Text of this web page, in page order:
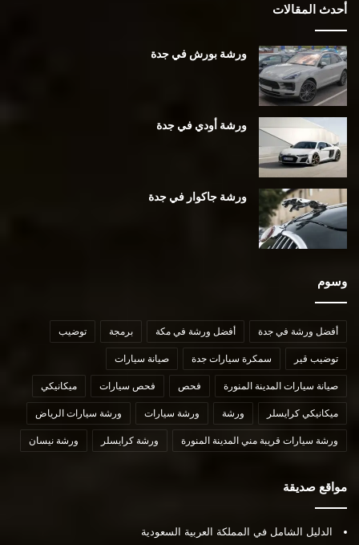
أحدث المقالات
ورشة بورش في جدة
ورشة أودي في جدة
ورشة جاكوار في جدة
وسوم
أفضل ورشة في جدة أفضل ورشة في مكة برمجة توضيب
توضيب قير سمكرة سيارات جدة صيانة سيارات
صيانة سيارات المدينة المنورة فحص فحص سيارات ميكانيكي
ميكانيكي كرايسلر ورشة ورشة سيارات ورشة سيارات الرياض
ورشة سيارات قريبة مني المدينة المنورة ورشة كرايسلر ورشة نيسان
مواقع صديقة
الدليل الشامل في المملكة العربية السعودية